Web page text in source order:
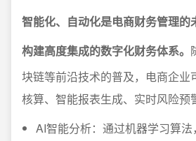
智能化、自动化是电商财务管理的
构建高度集成的数字化财务体系。
块链等前沿技术的普及，电商企业
核算、智能报表生成、实时风险预
AI智能分析：通过机器学习算